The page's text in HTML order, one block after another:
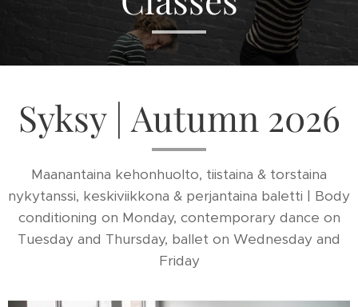
Syksy | Autumn 2026
Maanantaina kehonhuolto, tiistaina & torstaina
nykytanssi, keskiviikkona & perjantaina baletti | Body
conditioning on Monday, contemporary dance on
Tuesday and Thursday, ballet on Wednesday and
Friday